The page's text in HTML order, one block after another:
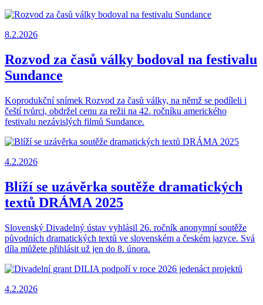
8.2.2026
Rozvod za časů války bodoval na festivalu
Sundance
Koprodukční snímek Rozvod za časů války, na němž se podíleli i
čeští tvůrci, obdržel cenu za režii na 42. ročníku amerického
festivalu nezávislých filmů Sundance.
4.2.2026
Blíží se uzávěrka soutěže dramatických
textů DRÁMA 2025
Slovenský Divadelný ústav vyhlásil 26. ročník anonymní soutěže
původních dramatických textů ve slovenském a českém jazyce. Svá
díla můžete přihlásit už jen do 8. února.
4.2.2026